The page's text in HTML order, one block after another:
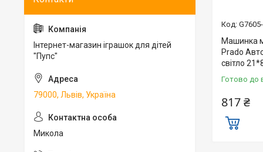
Машинка
Prado
світло
Готово до
817 ₴
Інтернет-магазин іграшок для дітей
"Пупс"
79000, Львів, Україна
Микола